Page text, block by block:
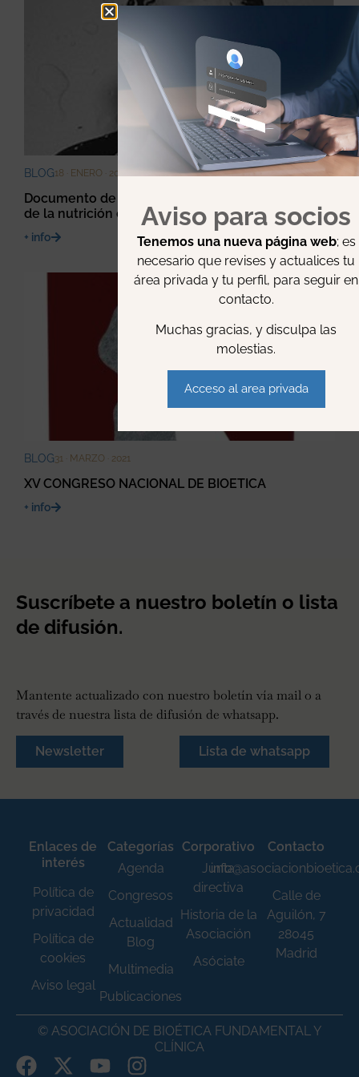
BLOG18 · ENERO · 2022
Documento de posicionamiento sobre el empleo
de la nutrición enteral en la demencia avanzada
+ info
BLOG 31 · MARZO · 2021
XV CONGRESO NACIONAL DE BIOETICA
+ info
Suscríbete a nuestro boletín o lista
de difusión.
Mantente actualizado con nuestro boletín vía mail o a
través de nuestra lista de difusión de whatsapp.
Newsletter Lista de whatsapp
Enlaces de
interés
Política de
privacidad
Política de
cookies
Aviso legal
Categorías
Agenda
Congresos
Actualidad
Blog
Multimedia
Publicaciones
Corporativo
Junta
directiva
Historia de la
Asociación
Asóciate
Contacto
Calle de
Aguilón, 7
28045
Madrid
© ASOCIACIÓN DE BIOÉTICA FUNDAMENTAL Y
CLÍNICA
Aviso para socios
Tenemos una nueva página web; es
necesario que revises y actualices tu
área privada y tu perfil, para seguir en
contacto.
Muchas gracias, y disculpa las
molestias.
Acceso al area privada